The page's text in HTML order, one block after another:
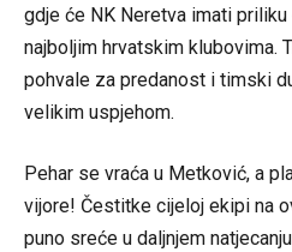
gdje će NK Neretva imati
najboljim hrvatskim klubovima.
pohvale za predanost i timski
velikim uspjehom.
Pehar se vraća u Metković, a
vijore! Čestitke cijeloj ekipi na
puno sreće u daljnjem